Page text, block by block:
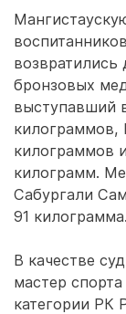
бронзовых
выступавший
килограммов,
килограммов
килограмм.
Сабургали
91 килограмма.
В качестве
мастер
категории РК